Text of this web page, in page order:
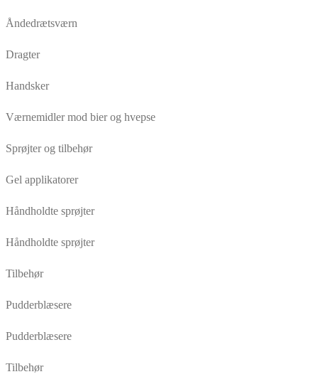
Åndedrætsværn
Dragter
Handsker
Værnemidler mod bier og hvepse
Sprøjter og tilbehør
Gel applikatorer
Håndholdte sprøjter
Håndholdte sprøjter
Tilbehør
Pudderblæsere
Pudderblæsere
Tilbehør